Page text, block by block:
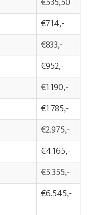
€714,-
€833,-
€952,-
€1.190,-
€1.785,-
€2.975,-
€4.165,-
€5.355,-
€6.545,-